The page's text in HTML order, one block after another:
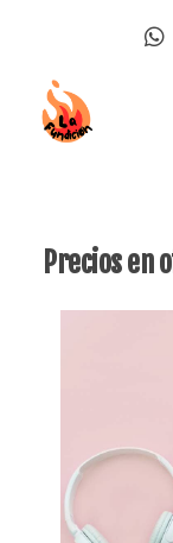
Precios en